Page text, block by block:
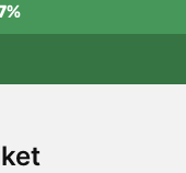
felett: 80 EUR